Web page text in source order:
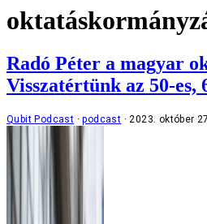
Radó Péter a magyar
Visszatértünk az 50-es,
Qubit Podcast podcast 2023. október